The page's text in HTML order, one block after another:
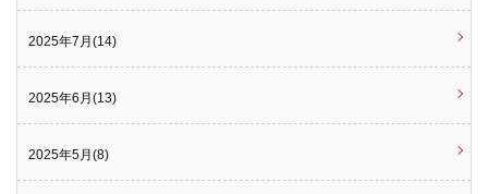
2025年7月(14)
2025年6月(13)
2025年5月(8)